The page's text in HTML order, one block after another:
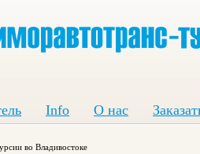
Info О нас
во Владивостоке